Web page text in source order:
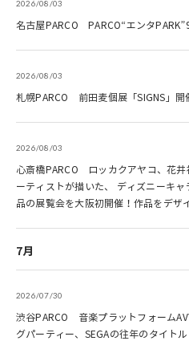
2026/08/03
名古屋PARCO PARCO“エンタ
2026/08/03
札幌PARCO 前田麦個展「SIGNS」開
2026/08/03
心斎橋PARCO ロッカクアヤコ、花井
ーティストが描いた、 ディズニーキ
品の展覧会を大阪初開催！作品をデザ
7月
2026/07/30
渋谷PARCO 音楽プラットフォーム
グパーティー、SEGAの往年のタイト